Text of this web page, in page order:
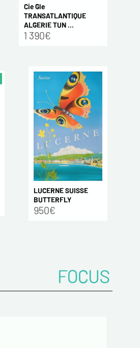
Cie Gle
TRANSATLANTIQUE
ALGERIE TUN ...
1 390€
LUCERNE SUISSE
BUTTERFLY
950€
FOCUS